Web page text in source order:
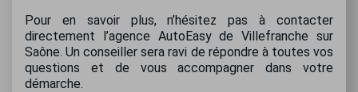
Pour en savoir plus, n’hésitez pas à contacter
directement l’agence AutoEasy de Villefranche sur
Saône. Un conseiller sera ravi de répondre à toutes vos
questions et de vous accompagner dans votre
démarche.